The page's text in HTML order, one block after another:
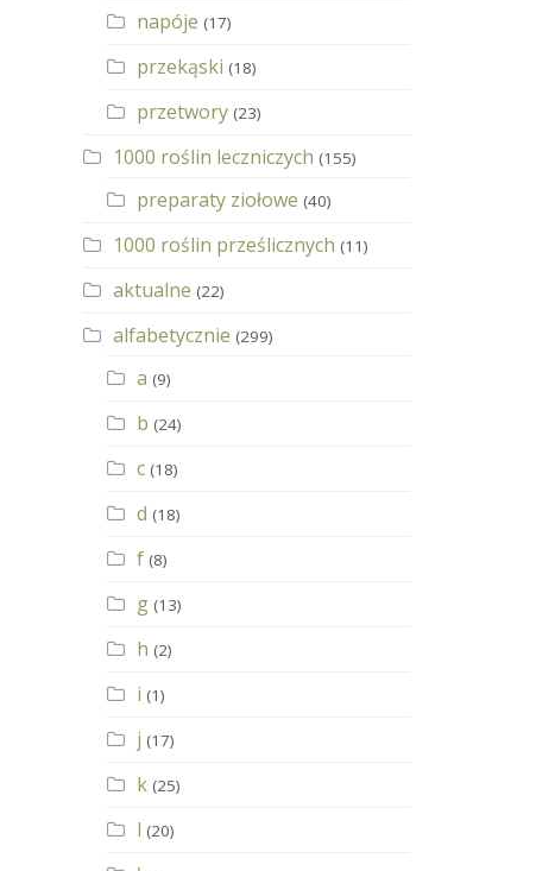
napóje (17)
przekąski (18)
przetwory (23)
1000 roślin leczniczych (155)
preparaty ziołowe (40)
1000 roślin prześlicznych (11)
aktualne (22)
alfabetycznie (299)
a (9)
b (24)
c (18)
d (18)
f (8)
g (13)
h (2)
i (1)
j (17)
k (25)
l (20)